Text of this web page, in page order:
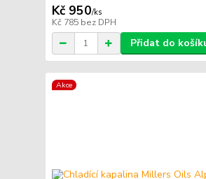
Kč 950/ks
Kč 785 bez DPH
Přidat do
Akce